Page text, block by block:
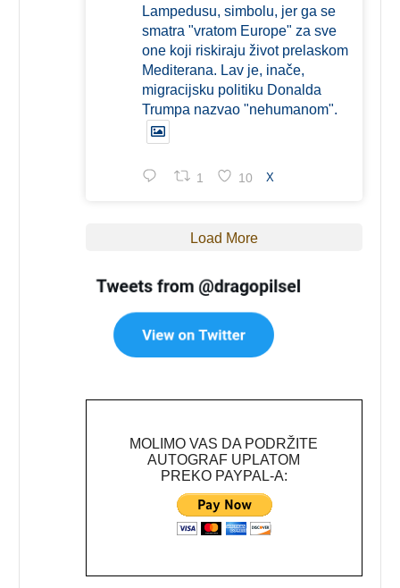
Lampedusu, simbolu, jer ga se
smatra "vratom Europe" za sve
one koji riskiraju život prelaskom
Mediterana. Lav je, inače,
migracijsku politiku Donalda
Trumpa nazvao "nehumanom".
1 10 X
Load More
MOLIMO VAS DA PODRŽITE
AUTOGRAF UPLATOM
PREKO PAYPAL-A: